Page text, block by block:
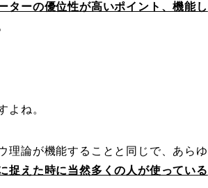
ターの優位性が高いポイント、機能し
よね。
理論が機能することと同じで、あらゆ
捉えた時に当然多くの人が使っている